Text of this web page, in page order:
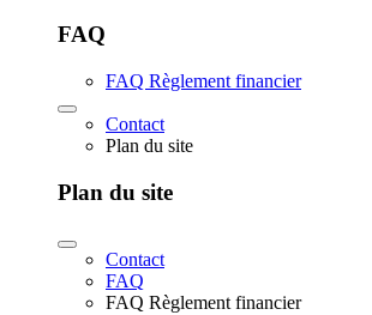
FAQ
FAQ Règlement financier
Contact
Plan du site
Plan du site
Contact
FAQ
FAQ Règlement financier